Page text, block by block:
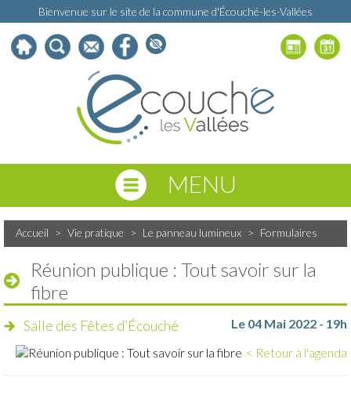
Bienvenue sur le site de la commune d'Écouché-les-Vallées
MENU
Accueil > Vie pratique > Le panneau lumineux > Formulaires
Réunion publique : Tout savoir sur la
fibre
Salle des Fêtes d’Écouché
Le 04 Mai 2022 - 19h
< Retour à l'agenda